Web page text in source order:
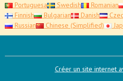
Portuguesa
Swedish Romanian
Finnish
Bulgarian Danish
Russian
Chinese (Simplified)
Créer un site internet